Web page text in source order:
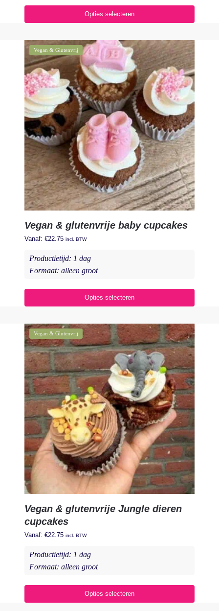
Opties selecteren
Vegan & Glutenvrij
Vegan & glutenvrije baby cupcakes
Vanaf: €22.75 incl. BTW
Productietijd: 1 dag
Formaat: alleen groot
Opties selecteren
Vegan & Glutenvrij
Vegan & glutenvrije Jungle dieren
cupcakes
Vanaf: €22.75 incl. BTW
Productietijd: 1 dag
Formaat: alleen groot
Opties selecteren